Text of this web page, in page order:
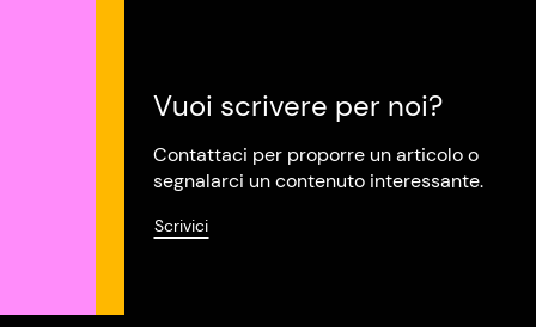
Vuoi scrivere per noi?
Contattaci per proporre un articolo o
segnalarci un contenuto interessante.
Scrivici